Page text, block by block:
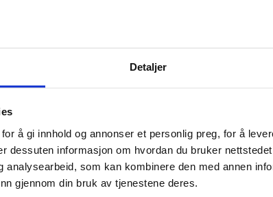
Detaljer
å gi innhold og annonser et personlig preg, for å
dessuten informasjon om hvordan du bruker
analysearbeid, som kan kombinere den med annen
gjennom din bruk av tjenestene deres.
Kortlommer
Blank